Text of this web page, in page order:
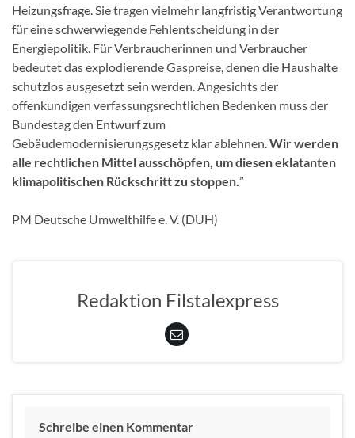
Heizungsfrage. Sie tragen vielmehr langfristig Verantwortung
für eine schwerwiegende Fehlentscheidung in der
Energiepolitik. Für Verbraucherinnen und Verbraucher
bedeutet das explodierende Gaspreise, denen die Haushalte
schutzlos ausgesetzt sein werden. Angesichts der
offenkundigen verfassungsrechtlichen Bedenken muss der
Bundestag den Entwurf zum
Gebäudemodernisierungsgesetz klar ablehnen.Wir werden
alle rechtlichen Mittel ausschöpfen, um diesen eklatanten
klimapolitischen Rückschritt zu stoppen.”
PM Deutsche Umwelthilfe e. V. (DUH)
Redaktion Filstalexpress
Schreibe einen Kommentar